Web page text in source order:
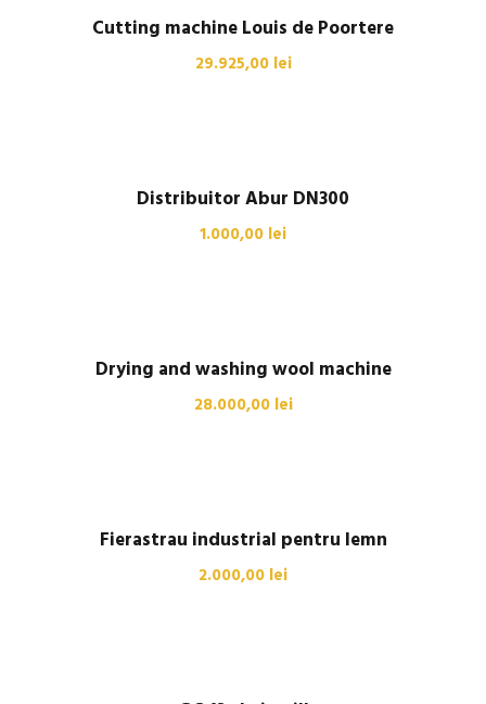
Cutting machine Louis de Poortere
29.925,00 lei
Distribuitor Abur DN300
1.000,00 lei
Drying and washing wool machine
28.000,00 lei
Fierastrau industrial pentru lemn
2.000,00 lei